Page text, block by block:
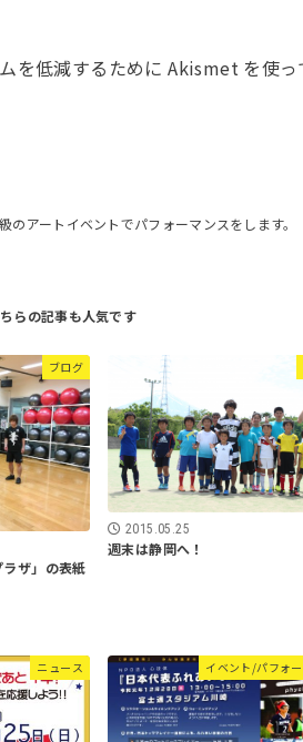
を低減するために Akismet を使っ
のアートイベントでパフォーマンスをします。
ブログ
ザ」の表紙
2015.05.25
週末は静岡へ！
ニュース イベント/パフォ